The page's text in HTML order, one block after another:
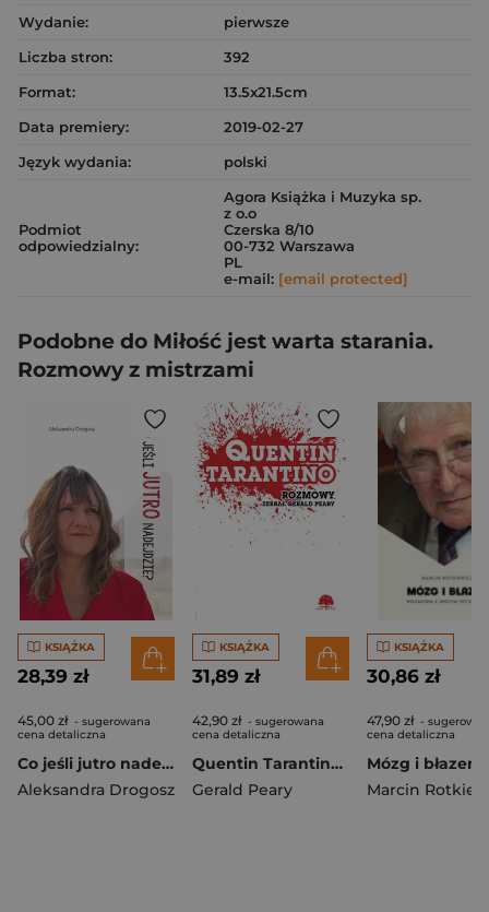
Wydanie:
pierwsze
Liczba stron:
392
Format:
13.5x21.5cm
Data premiery:
2019-02-27
Język wydania:
polski
Podmiot
odpowiedzialny:
Agora Książka i Muzyka sp.
z o.o
Czerska 8/10
00-732 Warszawa
PL
e-mail: [email protected]
Podobne do Miłość jest warta starania.
Rozmowy z mistrzami
KSIĄŻKA
28,39 zł
45,00 zł - sugerowana
cena detaliczna
Co jeśli jutro nadejdzie?
Aleksandra Drogosz
KSIĄŻKA
31,89 zł
42,90 zł - sugerowana
cena detaliczna
Quentin Tarantino. Rozmowy
Gerald Peary
KSIĄŻKA
30,86 zł
47,90 zł -
cena detaliczna
Marcin